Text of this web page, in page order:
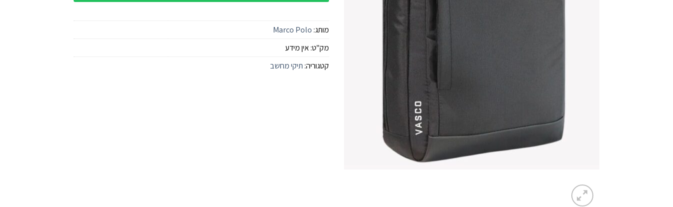
מותג: Marco Polo
מק"ט:אין מידע
קטגוריה: תיקי מחשב